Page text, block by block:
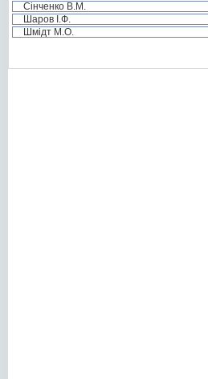
Сінченко В.М.
Шаров І.Ф.
Шмідт М.О.